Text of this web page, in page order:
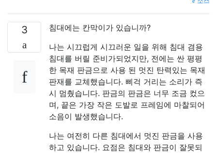
3
침대에는 칸막이가 있습니까?
나는 시끄럽게 시끄러운 일을 위해 침대 겸용
침대를 버릴 준비가되었지만, 전에는 싼 평평
한 목재 판금으로 사용 된 멋진 탄력있는 목재
판재를 교체했습니다. 삐걱 거리는 소리가 즉
시 멈췄습니다. 판금의 판금은 너무 조금 컸으
며, 끝은 가장 작은 도발로 프레임에 마찰되어
소음이 발생했습니다.
나는 여전히 다른 침대에서 멋진 판금을 사용
하고 있습니다. 요점은 침대와 판금이 잘못되